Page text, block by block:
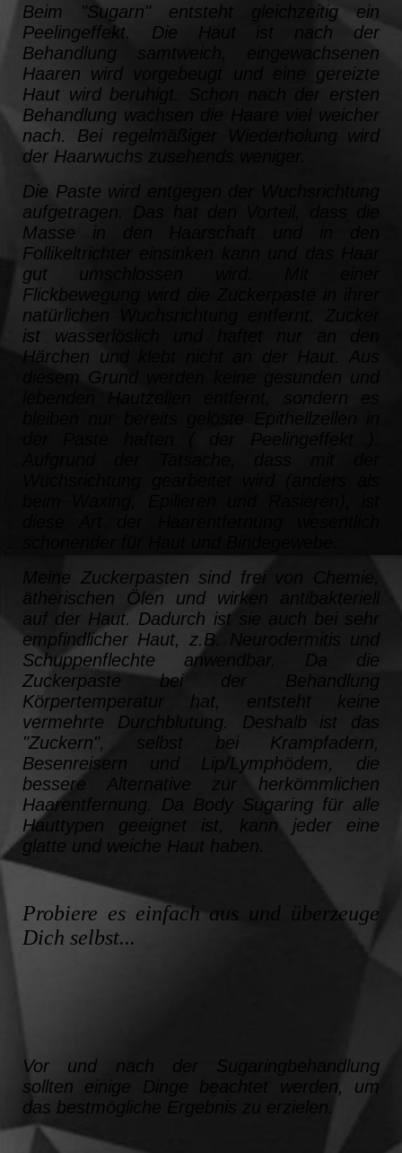
Beim "Sugarn" entsteht gleichzeitig ein
Peelingeffekt. Die Haut ist nach der
Behandlung samtweich, eingewachsenen
Haaren wird vorgebeugt und eine gereizte
Haut wird beruhigt. Schon nach der ersten
Behandlung wachsen die Haare viel weicher
nach. Bei regelmäßiger Wiederholung wird
der Haarwuchs zusehends weniger.
Die Paste wird entgegen der Wuchsrichtung
aufgetragen. Das hat den Vorteil, dass die
Masse in den Haarschaft und in den
Follikeltrichter einsinken kann und das Haar
gut umschlossen wird. Mit einer
Flickbewegung wird die Zuckerpaste in ihrer
natürlichen Wuchsrichtung entfernt. Zucker
ist wasserlöslich und haftet nur an den
Härchen und klebt nicht an der Haut. Aus
diesem Grund werden keine gesunden und
lebenden Hautzellen entfernt, sondern es
Meine Zuckerpasten sind frei von Chemie,
ätherischen Ölen und wirken antibakteriell
auf der Haut. Dadurch ist sie auch bei sehr
empfindlicher Haut, z.B. Neurodermitis und
Schuppenflechte anwendbar. Da die
Zuckerpaste bei der Behandlung
Körpertemperatur hat, entsteht keine
vermehrte Durchblutung. Deshalb ist das
"Zuckern", selbst bei Krampfadern,
Besenreisern und Lip/Lymphödem, die
bessere Alternative zur herkömmlichen
Haarentfernung. Da Body Sugaring für alle
Hauttypen geeignet ist, kann jeder eine
glatte und weiche Haut haben.
Probiere es einfach aus und überzeuge
Dich selbst...
Vor und nach der Sugaringbehandlung
sollten einige Dinge beachtet werden, um
das bestmögliche Ergebnis zu erzielen.